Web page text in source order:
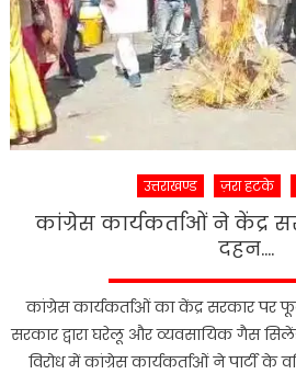
उत्तराखण्ड ज़रा हटके
कांग्रेस कार्यकर्ताओं ने केंद्र
दहन….
कांग्रेस कार्यकर्ताओं का केंद्र सरकार पर
सरकार द्वारा घरेलू और व्यवसायिक गैस
विरोध में कांग्रेस कार्यकर्ताओं ने पार्टी के